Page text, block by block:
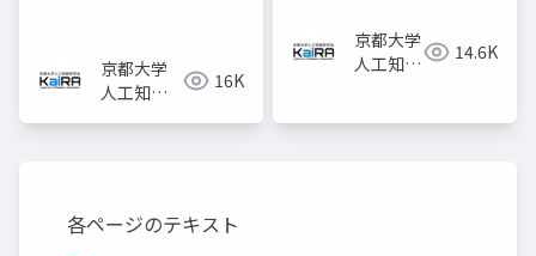
京都大学
人工知能
16K
京都大学
人工知能
14.6K
各ページのテキスト